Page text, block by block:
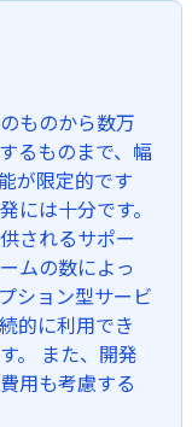
ものから数万
るものまで、幅
が限定的です
には十分です。
されるサポー
ムの数によっ
ション型サービ
的に利用でき
。 また、開発
用も考慮する